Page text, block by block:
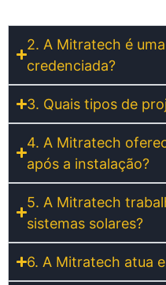
2. A Mitratech é
credenciada?
3. Quais tipos de
4. A Mitratech
após a instalação?
5. A Mitratech
sistemas solares?
6. A Mitratech atua